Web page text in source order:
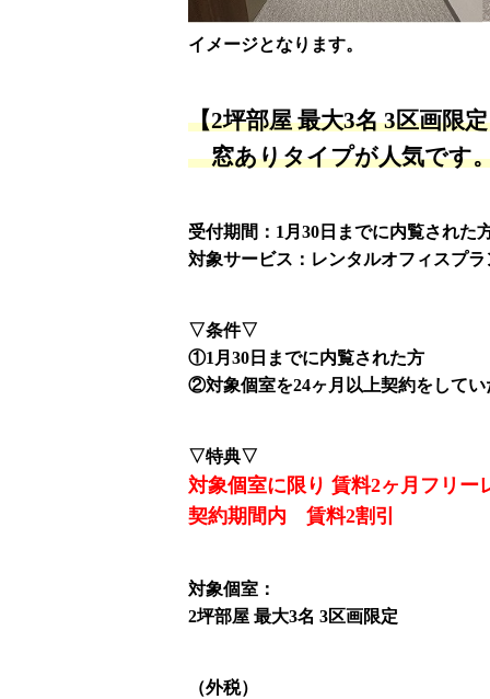
イメージとなります。
【2坪部屋 最大3名 3区画限
窓ありタイプが人気です
受付期間：1月30日までに内覧された
対象サービス：レンタルオフィスプラ
▽条件▽
①1月30日までに内覧された方
②対象個室を24ヶ月以上契約をしてい
▽特典▽
対象個室に限り 賃料2ヶ月フリー
契約期間内 賃料2割引
対象個室：
2坪部屋 最大3名 3区画限定
（外税）